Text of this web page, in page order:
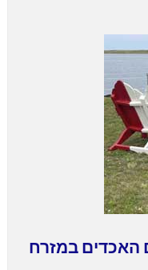
האכדים במזרח